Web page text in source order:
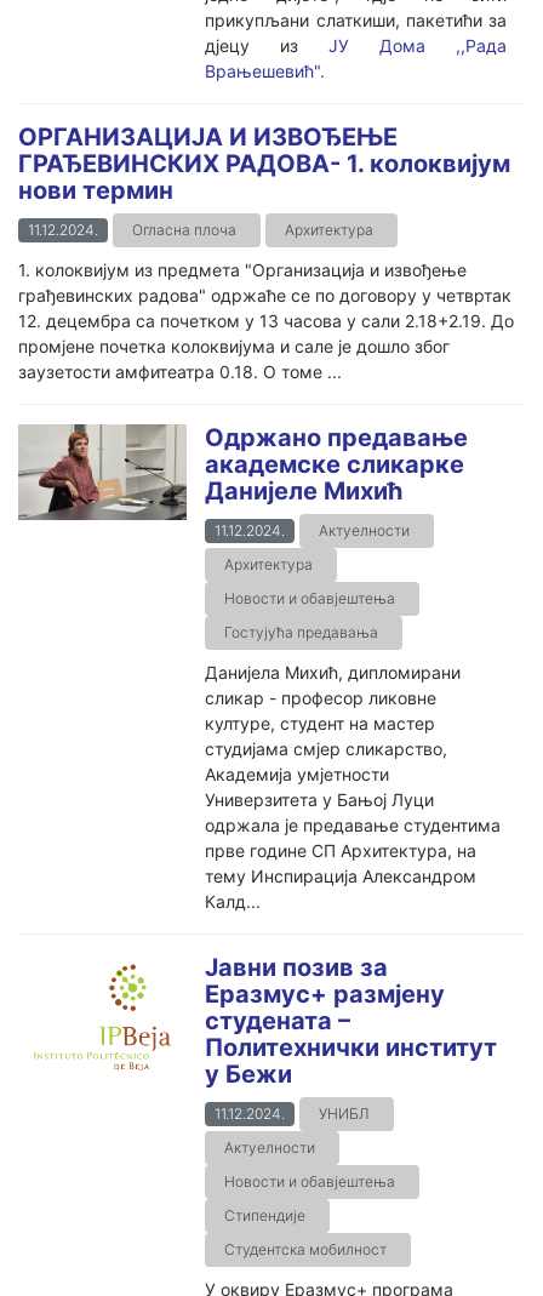
прикупљани слаткиши, пакетићи за
дјецу изЈУ Дома ,,Рада
Врањешевић".
ОРГАНИЗАЦИЈА И ИЗВОЂЕЊЕ
ГРАЂЕВИНСКИХ РАДОВА- 1. колоквијум
нови термин
11.12.2024. Огласна плоча Архитектура
1. колоквијум из предмета "Организација и извођење
грађевинских радова" одржаће се по договору у четвртак
12. децембра са почетком у 13 часова у сали 2.18+2.19. До
промјене почетка колоквијума и сале је дошло због
заузетости амфитеатра 0.18. О томе ...
Одржано предавање
академске сликарке
Данијеле Михић
11.12.2024.
Актуелности
Архитектура
Новости и обавјештења
Гостујућа предавања
Данијела Михић, дипломирани
сликар - професор ликовне
културе, студент на мастер
студијама смјер сликарство,
Академија умјетности
Универзитета у Бањој Луци
одржала је предавање студентима
прве године СП Архитектура, на
тему Инспирација Александром
Калд...
Јавни позив за
Еразмус+ размјену
студената –
Политехнички институт
у Бежи
11.12.2024.
УНИБЛ
Актуелности
Новости и обавјештења
Стипендије
Студентска мобилност
У оквиру Еразмус+ програма